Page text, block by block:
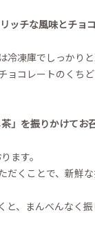
ッチな風味とチョ
冷凍庫でしっかり
ョコレートのくち
」を振りかけてお
ます。
だくことで、新鮮
、まんべんなく